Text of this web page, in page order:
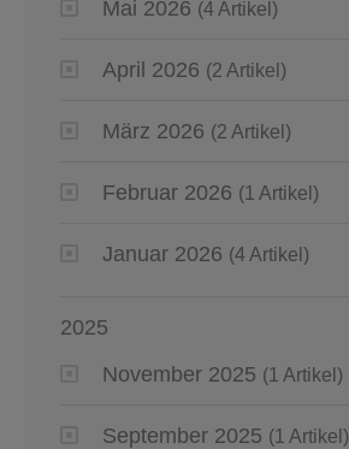
Mai 2026 (4 Artikel)
April 2026 (2 Artikel)
März 2026 (2 Artikel)
Februar 2026 (1 Artikel)
Januar 2026 (4 Artikel)
2025
November 2025 (1 Artikel)
September 2025 (1 Artikel)